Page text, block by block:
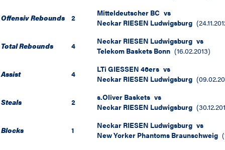
Offensiv Rebounds 2 Mitteldeutscher BC vs
Neckar RIESEN Ludwigsburg (
Total Rebounds 4 Neckar RIESEN Ludwigsburg vs
Telekom Baskets Bonn (16.02.2013)
Assist 4 LTi GIESSEN 46ers vs
Neckar RIESEN Ludwigsburg (
Steals 2 s.Oliver Baskets vs
Neckar RIESEN Ludwigsburg (
Blocks 1 Neckar RIESEN Ludwigsburg vs
New Yorker Phantoms Braunschweig (